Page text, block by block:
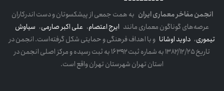
انجمن مفاخر معماری ایرانبه همت جمعی از پیشکسوتان و دست اندرکاران
عرصه‌های گوناگون معماری مانندایرج اعتصام،علی اکبر صارمی،سیاوش
تیموری،داوید اوشاناو با اهداف فرهنگی و حمایتی شکل گرفته‌است. انجمن در
تاریخ ۱۳۸۲/۱۲/۲۵ به شماره ثبت ۱۶۳۹۲ به ثبت رسیده و مرکز اصلی انجمن در
استان تهران شهرستان تهران واقع است.